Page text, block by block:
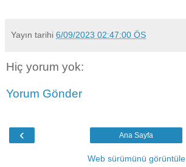
Yayın tarihi 6/09/2023 02:47:00 ÖS
Hiç yorum yok:
Yorum Gönder
‹ Ana Sayfa
Web sürümünü görüntüle